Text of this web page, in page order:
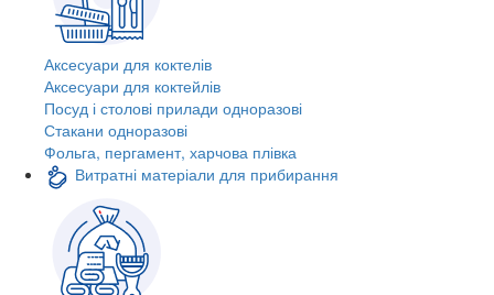
Аксесуари для коктелів
Аксесуари для коктейлів
Посуд і столові прилади одноразові
Стакани одноразові
Фольга, пергамент, харчова плівка
Витратні матеріали для прибирання